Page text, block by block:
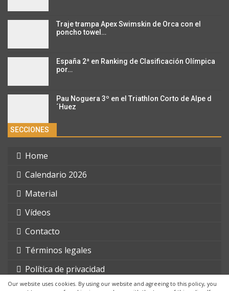
Our website uses cookies. By using our website and agreeing to this policy, you
Traje trampa Apex Swimskin de Orca con el
poncho towel…
España 2ª en Ranking de Clasificación Olímpica
por…
Pau Noguera 3º en el Triathlon Corto de Alpe d
´Huez
SECCIONES
Home
Calendario 2026
Material
Vídeos
Contacto
Términos legales
Política de privacidad